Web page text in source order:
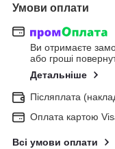
Умови оплати
Ви отримаєте
або гроші
Детальніше
Післяплата
Оплата картою
Всі умови оплати